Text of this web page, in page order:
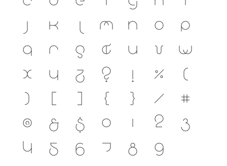
j k l m n o p
q r s t u v w
x y z ? ! % (
) [ ] { } / #
@ & $ 0 1 2 3
4 5 6 7 8 9